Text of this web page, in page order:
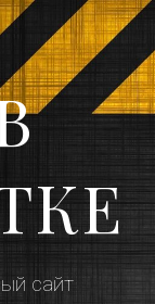
сайт